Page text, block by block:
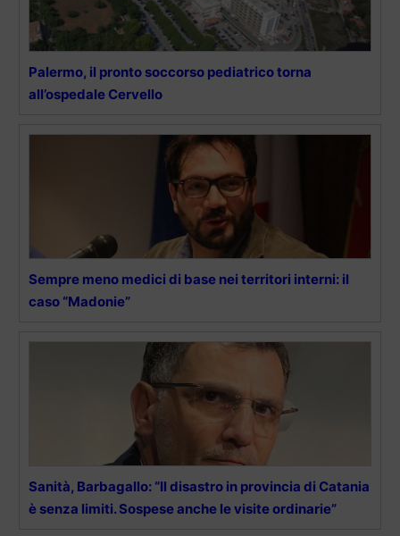
Palermo, il pronto soccorso pediatrico torna
all’ospedale Cervello
Sempre meno medici di base nei territori interni: il
caso “Madonie”
Sanità, Barbagallo: “Il disastro in provincia di Catania
è senza limiti. Sospese anche le visite ordinarie”